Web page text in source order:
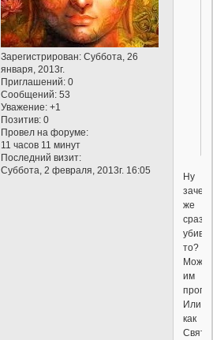
Зарегистрирован: Суббота, 26
января, 2013г.
Приглашений: 0
Сообщений: 53
Уважение: +1
Позитив: 0
Провел на форуме:
11 часов 11 минут
Последний визит:
Суббота, 2 февраля, 2013г. 16:05
Ну
зачем
же
сразу
то?
Может
им
Или,
как